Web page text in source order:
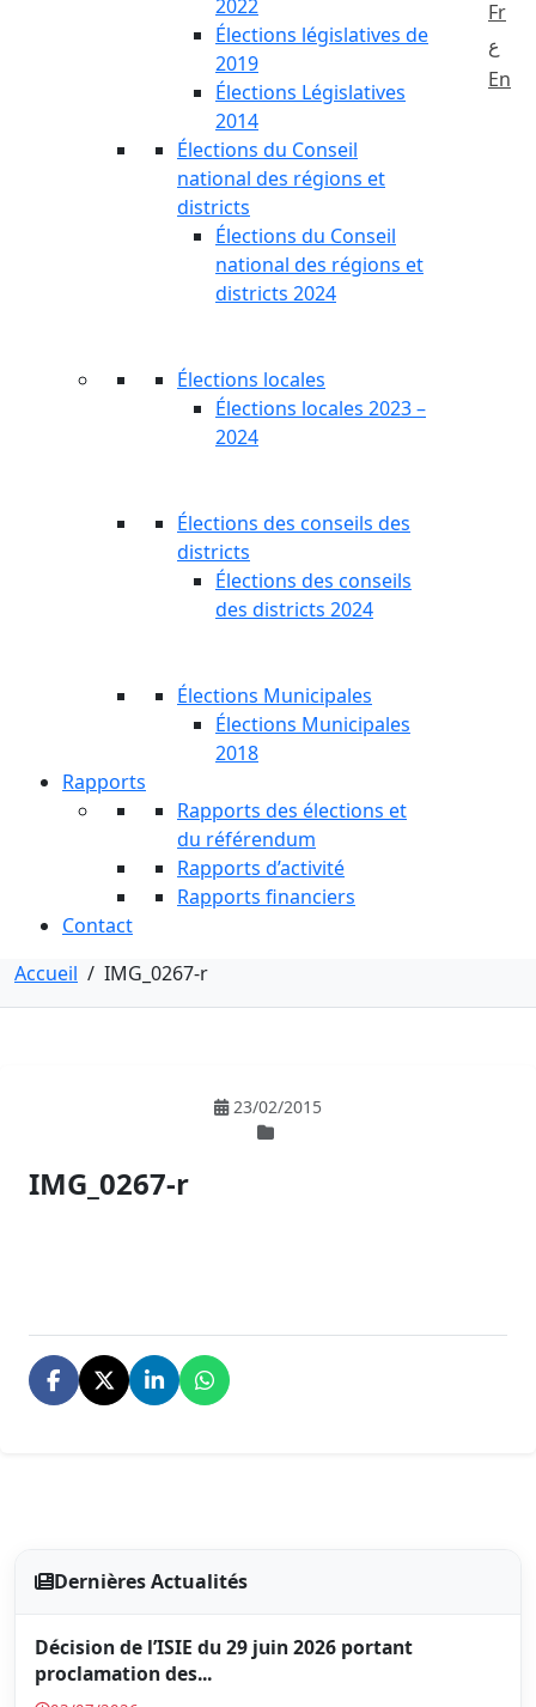
2022
Élections législatives de
2019
Élections Législatives
2014
Élections du Conseil
national des régions et
districts
Élections du Conseil
national des régions et
districts 2024
Élections locales
Élections locales 2023 –
2024
Élections des conseils des
districts
Élections des conseils
des districts 2024
Élections Municipales
Élections Municipales
2018
Rapports
Rapports des élections et
du référendum
Rapports d’activité
Rapports financiers
Contact
Fr
ع
En
Accueil / IMG_0267-r
23/02/2015
IMG_0267-r
Dernières Actualités
Décision de l’ISIE du 29 juin 2026 portant
proclamation des...